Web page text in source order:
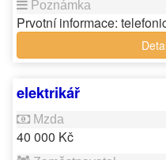
Prvotní informace:
elektrikář
40 000 Kč